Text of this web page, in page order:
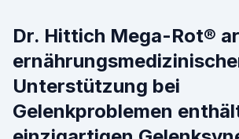
Dr. Hittich Mega-Rot®
Unterstützung bei
Gelenkproblemen